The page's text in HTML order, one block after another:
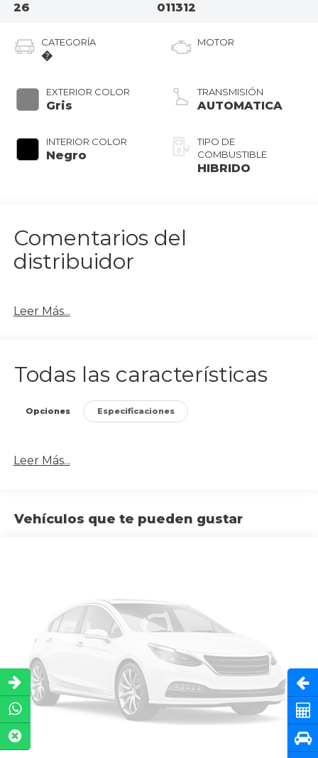
26
011312
CATEGORÍA
�
EXTERIOR COLOR
Gris
INTERIOR COLOR
Negro
MOTOR
TRANSMISIÓN
AUTOMATICA
TIPO DE
COMBUSTIBLE
HIBRIDO
Comentarios del
distribuidor
Leer Más...
Todas las características
Opciones Especificaciones
Leer Más...
Vehículos que te pueden gustar